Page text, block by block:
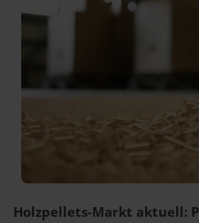
Holzpellets-Markt aktuell: